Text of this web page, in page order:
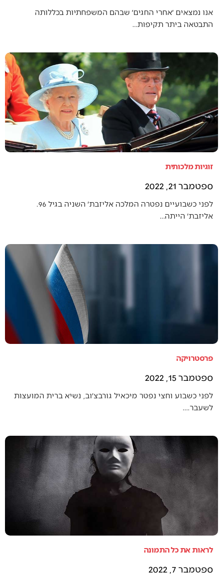
אנו נמצאים ׳אחרי החגים׳ שבהם המשפחתיות בכללותה
התבטאה ביתר תקיפות…
זוגיות מלכותית
ספטמבר 21, 2022
לפני כשבועיים נפטרה המלכה אליזבת׳ השניה בגיל 96.
אליזבת׳ הייתה…
פרסטרויקה
ספטמבר 15, 2022
לפני כשבוע וחצי נפטר מיכאיל גורבצ׳וב, נשיא ברית המועצות
לשעבר.…
לראות את כל התמונה
ספטמבר 7, 2022